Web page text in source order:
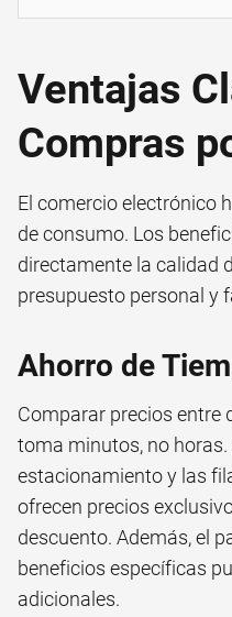
Ventajas
Compras
El comercio electrónico
de consumo. Los
directamente la calidad
presupuesto personal y
Ahorro de
Comparar precios entre
toma minutos, no horas.
estacionamiento y las
ofrecen precios
descuento. Además, el
beneficios específicas
adicionales.